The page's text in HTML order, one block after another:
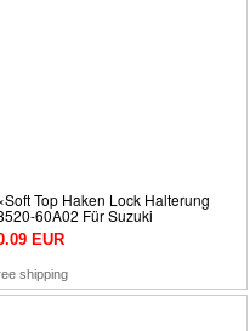
Top Haken Lock Halterung
60A02 Für Suzuki
Vitara/Grand Vitara
EUR
shipping